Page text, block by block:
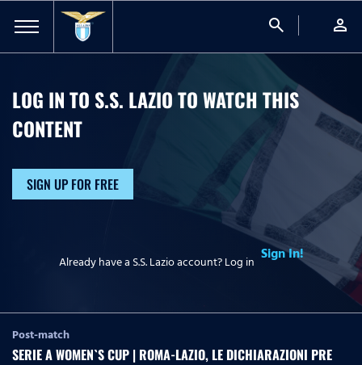
search person
LOG IN TO S.S. LAZIO TO WATCHTHIS
CONTENT
SIGN UP FOR FREE
Already have a S.S. Lazio account? Log in Sign In!
Post-match
SERIE A WOMEN`S CUP | ROMA-LAZIO, LE DICHIARAZIONI PRE